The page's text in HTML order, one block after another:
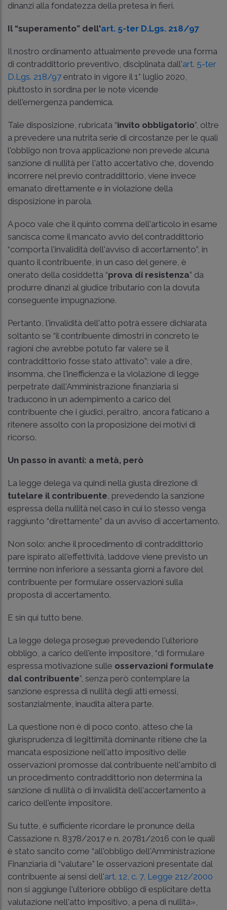
dinanzi alla fondatezza della pretesa in fieri.
Il “superamento” dell'art. 5-ter D.Lgs. 218/97
Il nostro ordinamento attualmente prevede una forma
di contraddittorio preventivo, disciplinata dall'art. 5-ter
D.Lgs. 218/97 entrato in vigore il 1° luglio 2020,
piuttosto in sordina per le note vicende
dell'emergenza pandemica.
Tale disposizione, rubricata “invito obbligatorio”, oltre
a prevedere una nutrita serie di circostanze per le quali
l'obbligo non trova applicazione non prevede alcuna
sanzione di nullità per l'atto accertativo che, dovendo
incorrere nel previo contraddittorio, viene invece
emanato direttamente e in violazione della
disposizione in parola.
A poco vale che il quinto comma dell'articolo in esame
sancisca come il mancato avvio del contraddittorio
“comporta l'invalidità dell'avviso di accertamento”, in
quanto il contribuente, in un caso del genere, è
onerato della cosiddetta “prova di resistenza” da
produrre dinanzi al giudice tributario con la dovuta
conseguente impugnazione.
Pertanto, l'invalidità dell'atto potrà essere dichiarata
soltanto se “il contribuente dimostri in concreto le
ragioni che avrebbe potuto far valere se il
contraddittorio fosse stato attivato”: vale a dire,
insomma, che l'inefficienza e la violazione di legge
perpetrate dall'Amministrazione finanziaria si
traducono in un adempimento a carico del
contribuente che i giudici, peraltro, ancora faticano a
ritenere assolto con la proposizione dei motivi di
ricorso.
Un passo in avanti: a metà, però
La legge delega va quindi nella giusta direzione di
tutelare il contribuente, prevedendo la sanzione
espressa della nullità nel caso in cui lo stesso venga
raggiunto “direttamente” da un avviso di accertamento.
Non solo: anche il procedimento di contraddittorio
pare ispirato all'effettività, laddove viene previsto un
termine non inferiore a sessanta giorni a favore del
contribuente per formulare osservazioni sulla
proposta di accertamento.
E sin qui tutto bene.
La legge delega prosegue prevedendo l'ulteriore
obbligo, a carico dell'ente impositore, “di formulare
espressa motivazione sulle osservazioni formulate
dal contribuente”, senza però contemplare la
sanzione espressa di nullità degli atti emessi,
sostanzialmente, inaudita altera parte.
La questione non è di poco conto, atteso che la
giurisprudenza di legittimità dominante ritiene che la
mancata esposizione nell'atto impositivo delle
osservazioni promosse dal contribuente nell'ambito di
un procedimento contraddittorio non determina la
sanzione di nullità o di invalidità dell'accertamento a
carico dell'ente impositore.
Su tutte, è sufficiente ricordare le pronunce della
Cassazione n. 8378/2017 e n. 20781/2016 con le quali
è stato sancito come “all'obbligo dell'Amministrazione
Finanziaria di “valutare” le osservazioni presentate dal
contribuente ai sensi dell'art. 12, c. 7, Legge 212/2000
non si aggiunge l'ulteriore obbligo di esplicitare detta
valutazione nell'atto impositivo, a pena di nullità»,